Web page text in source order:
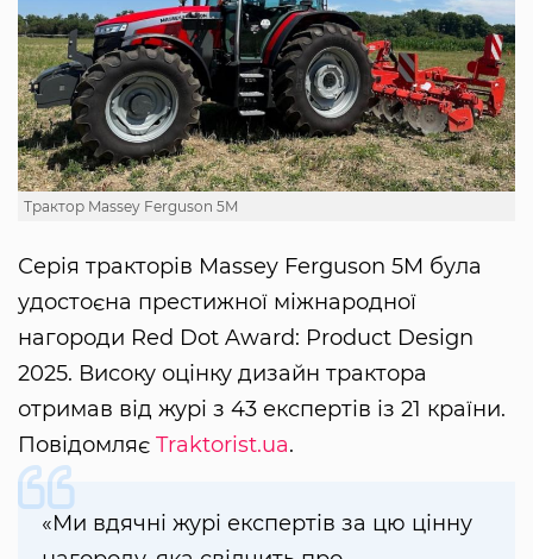
Трактор Massey Ferguson 5M
Серія тракторів Massey Ferguson 5M була
удостоєна престижної міжнародної
нагороди Red Dot Award: Product Design
2025. Високу оцінку дизайн трактора
отримав від журі з 43 експертів із 21 країни.
Повідомляє Traktorist.ua.
«Ми вдячні журі експертів за цю цінну